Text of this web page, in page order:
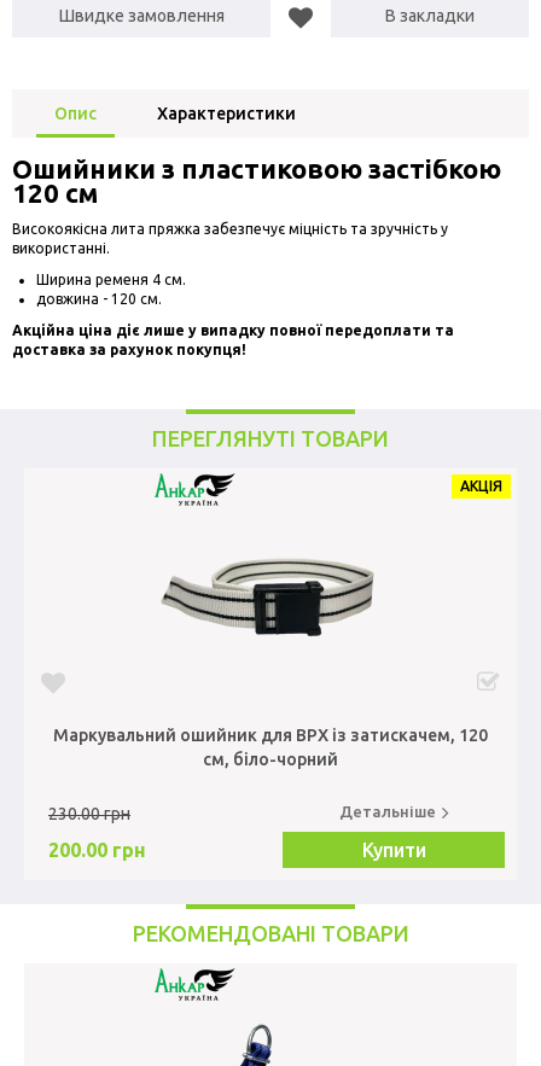
Швидке замовлення В закладки
Опис Характеристики
Ошийники з пластиковою застібкою
120 см
Високоякісна лита пряжка забезпечує міцність та зручність у
використанні.
Ширина ременя 4 см.
довжина - 120 см.
Акційна ціна діє лише у випадку повної передоплати та
доставка за рахунок покупця!
ПЕРЕГЛЯНУТІ ТОВАРИ
АКЦІЯ
Маркувальний ошийник для ВРХ із затискачем, 120
см, біло-чорний
230.00 грн
200.00 грн
Детальніше
Купити
РЕКОМЕНДОВАНІ ТОВАРИ